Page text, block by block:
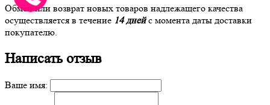
Обмен или возврат новых товаров надлежащего качества
осуществляется в течение 14 днейс момента даты доставки
покупателю.
Написать отзыв
Ваше имя: